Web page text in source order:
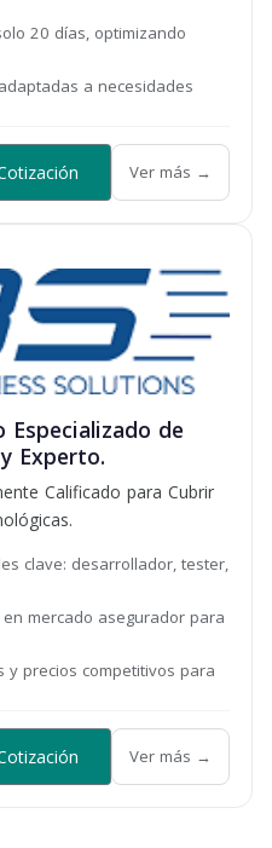
20 días, optimizando
a necesidades
Ver más →
Especializado de
Experto.
Calificado para Cubrir
clave: desarrollador, tester,
mercado asegurador para
y precios competitivos para
Ver más →